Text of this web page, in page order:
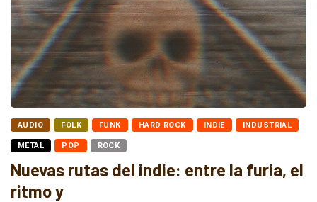
AUDIO FOLK FUNK HARD ROCK INDIE INDUSTRIAL
METAL POP ROCK
Nuevas rutas del indie: entre la furia, el
ritmo y